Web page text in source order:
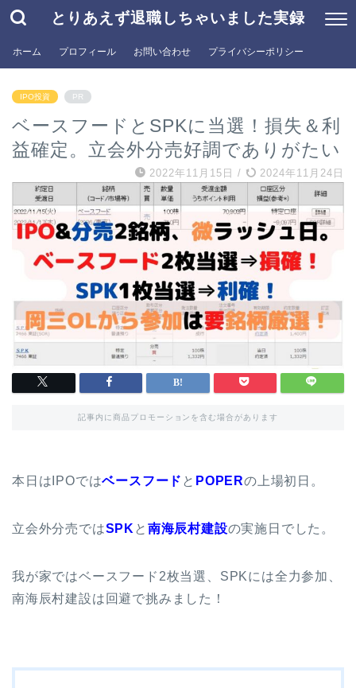
とりあえず退職しちゃいました実録
ホーム プロフィール お問い合わせ プライバシーポリシー
IPO投資 PR
ベースフードとSPKに当選！損失＆利
益確定。立会外分売好調でありがたい
2022年11月15日 / 2024年11月24日
記事内に商品プロモーションを含む場合があります
本日はIPOではベースフード と POPERの上場初日。
立会外分売ではSPK と 南海辰村建設の実施日でした。
我が家ではベースフード2枚当選、SPKには全力参加、
南海辰村建設は回避で挑みました！